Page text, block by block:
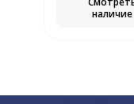
наличие